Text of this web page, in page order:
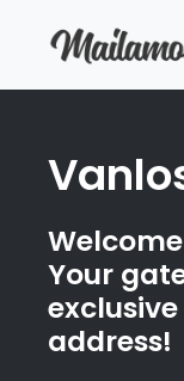
Your
address!